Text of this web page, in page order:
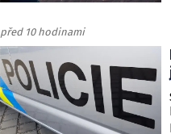
před 10 hodinami